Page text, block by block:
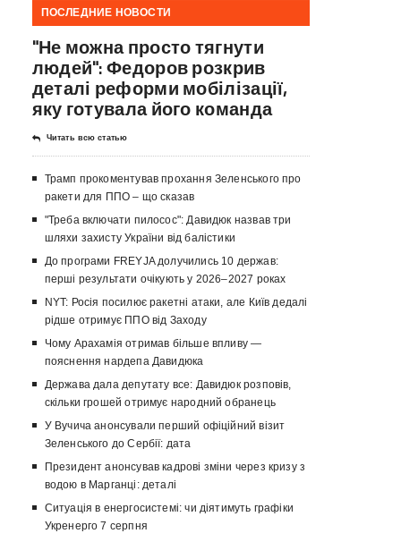
ПОСЛЕДНИЕ НОВОСТИ
"Не можна просто тягнути
людей": Федоров розкрив
деталі реформи мобілізації,
яку готувала його команда
Читать всю статью
Трамп прокоментував прохання Зеленського про
ракети для ППО – що сказав
"Треба включати пилосос": Давидюк назвав три
шляхи захисту України від балістики
До програми FREYJA долучились 10 держав:
перші результати очікують у 2026–2027 роках
NYT: Росія посилює ракетні атаки, але Київ дедалі
рідше отримує ППО від Заходу
Чому Арахамія отримав більше впливу —
пояснення нардепа Давидюка
Держава дала депутату все: Давидюк розповів,
скільки грошей отримує народний обранець
У Вучича анонсували перший офіційний візит
Зеленського до Сербії: дата
Президент анонсував кадрові зміни через кризу з
водою в Марганці: деталі
Ситуація в енергосистемі: чи діятимуть графіки
Укренерго 7 серпня